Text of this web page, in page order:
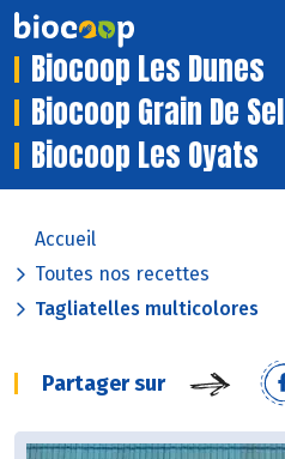
Biocoop Les Dunes
Biocoop Grain De Sel
Biocoop Les Oyats
Accueil
Toutes nos recettes
Tagliatelles multicolores
Partager sur